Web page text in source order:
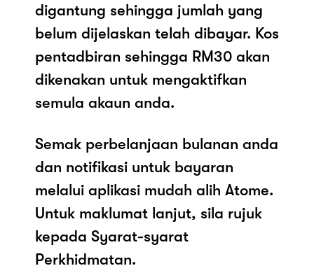
digantung sehingga jumlah yang
belum dijelaskan telah dibayar. Kos
pentadbiran sehingga RM30 akan
dikenakan untuk mengaktifkan
semula akaun anda.
Semak perbelanjaan bulanan anda
dan notifikasi untuk bayaran
melalui aplikasi mudah alih Atome.
Untuk maklumat lanjut, sila rujuk
kepada Syarat-syarat
Perkhidmatan.